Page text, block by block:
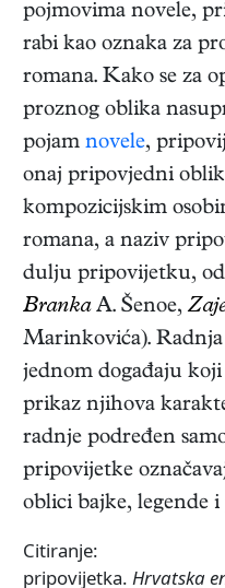
pojmovima novele,
rabi kao oznaka za
romana. Kako se za
proznog oblika
pojam novele,
onaj pripovjedni
kompozicijskim
romana, a naziv
dulju pripovijetku,
BrankaA. Šenoe,
Marinkovića).
jednom događaju
prikaz njihova
radnje podređen
pripovijetke
oblici bajke, legende i
Citiranje:
pripovijetka. Hrvatska